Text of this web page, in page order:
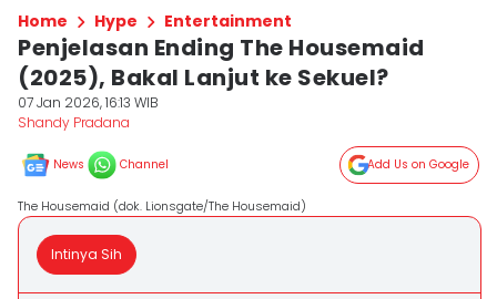
Home Hype Entertainment
Penjelasan Ending The Housemaid
(2025), Bakal Lanjut ke Sekuel?
07 Jan 2026, 16:13 WIB
Shandy Pradana
News Channel Add Us on Google
The Housemaid (dok. Lionsgate/The Housemaid)
Intinya Sih